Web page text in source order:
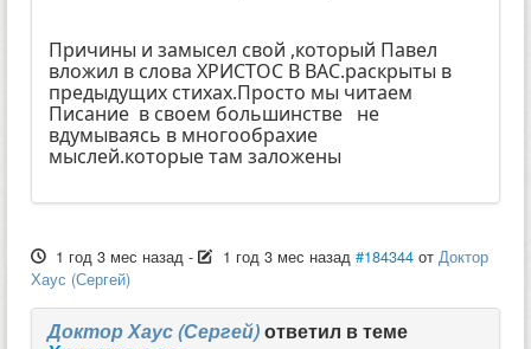
Причины и замысел свой ,который Павел
вложил в слова ХРИСТОС В ВАС.раскрыты в
предыдущих стихах.Просто мы читаем
Писание в своем большинстве не
вдумываясь в многообрахие
мыслей.которые там заложены
1 год 3 мес назад - 1 год 3 мес назад #184344 от Доктор
Хаус (Сергей)
Доктор Хаус (Сергей)ответил в теме